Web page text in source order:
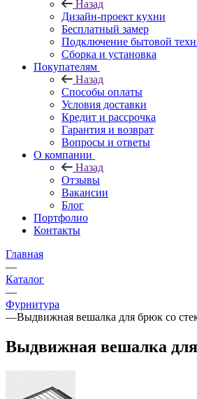
Назад
Дизайн-проект кухни
Бесплатный замер
Подключение бытовой
Сборка и установка
Покупателям
Назад
Способы оплаты
Условия доставки
Кредит и рассрочка
Гарантия и возврат
Вопросы и ответы
О компании
Назад
Отзывы
Вакансии
Блог
Портфолио
Контакты
Главная
—
Каталог
—
Фурнитура
—Выдвижная вешалка для брюк со
Выдвижная вешалка